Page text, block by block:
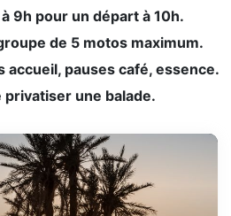
9h pour un départ à 10h.
de 5 motos maximum.
accueil, pauses café, essence.
privatiser une balade.